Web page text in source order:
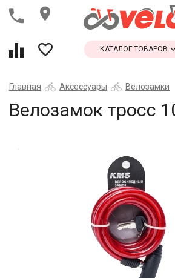
КАТАЛОГ ТОВАРОВ
Главная Аксессуары Велозамки
Велозамок тросс